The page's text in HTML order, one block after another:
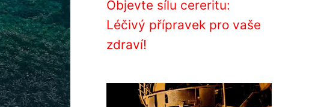
Objevte sílu cereritu:
Léčivý přípravek pro vaše
zdraví!